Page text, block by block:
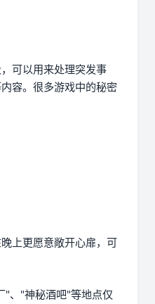
可以用来处理突发事
容。很多游戏中的秘密
上更愿意敞开心扉，可
"、"神秘酒吧"等地点仅